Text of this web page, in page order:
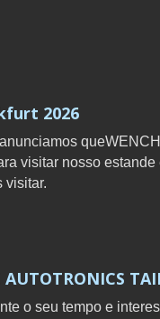
2026
visitar nosso
visitar.
o seu tempo e